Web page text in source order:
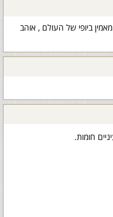
ביופי של העולם , אוהב
חומות.